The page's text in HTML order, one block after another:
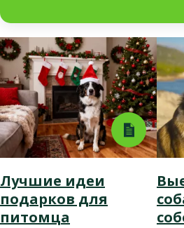
Лучшие идеи
подарков для
питомца